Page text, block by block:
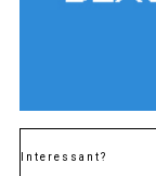
Interessant?